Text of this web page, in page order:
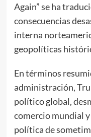
Again” se ha
consecuencias
interna
geopolíticas
En términos
administración,
político global,
comercio mundial
política de